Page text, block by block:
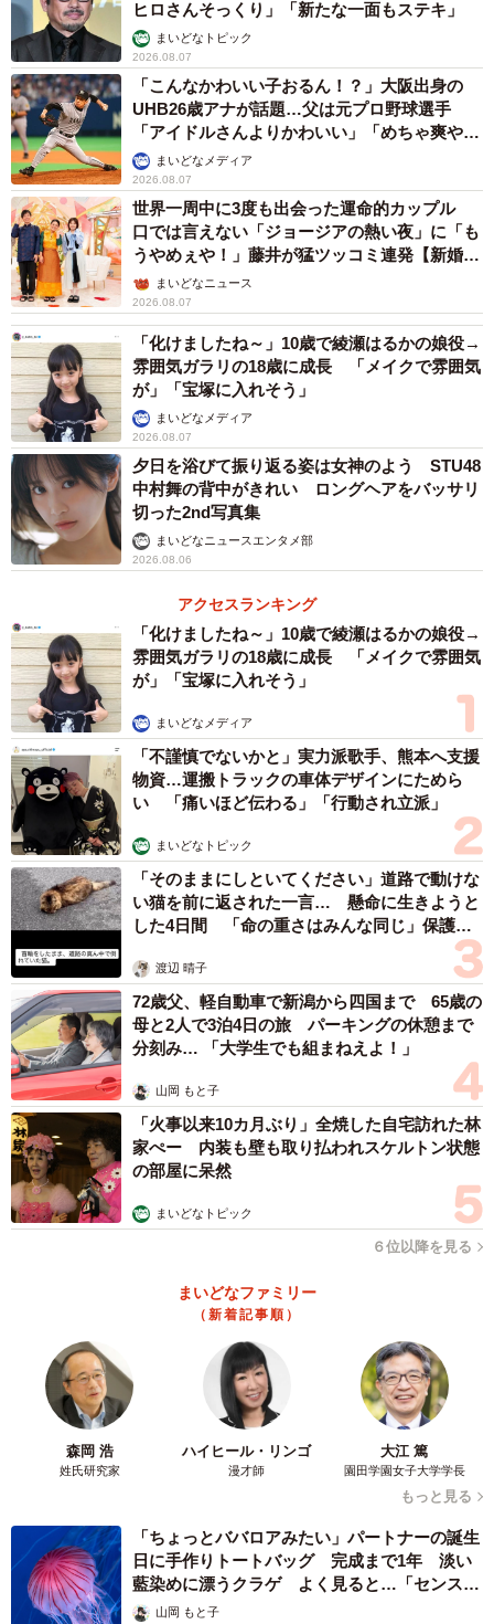
ヒロさんそっくり」「新たな一面もステキ」
まいどなトピック
2026.08.07
「こんなかわいい子おるん！？」大阪出身の
UHB26歳アナが話題…父は元プロ野球選手
「アイドルさんよりかわいい」「めちゃ爽や
か」まいどなメディア
2026.08.07
世界一周中に3度も出会った運命的カップル
口では言えない「ジョージアの熱い夜」に「も
うやめぇや！」藤井が猛ツッコミ連発【新婚さ
ん】まいどなニュース
2026.08.07
「化けましたね～」10歳で綾瀬はるかの娘役→
雰囲気ガラリの18歳に成長 「メイクで雰囲気
が」「宝塚に入れそう」
まいどなメディア
2026.08.07
夕日を浴びて振り返る姿は女神のよう STU48
中村舞の背中がきれい ロングヘアをバッサリ
切った2nd写真集
まいどなニュースエンタメ部
2026.08.06
アクセスランキング
「化けましたね～」10歳で綾瀬はるかの娘役→
雰囲気ガラリの18歳に成長 「メイクで雰囲気
が」「宝塚に入れそう」
まいどなメディア
「不謹慎でないかと」実力派歌手、熊本へ支援
物資…運搬トラックの車体デザインにためら
い 「痛いほど伝わる」「行動され立派」
まいどなトピック
「そのままにしといてください」道路で動けな
い猫を前に返された一言… 懸命に生きようと
した4日間 「命の重さはみんな同じ」保護団
渡辺 晴子
72歳父、軽自動車で新潟から四国まで 65歳の
母と2人で3泊4日の旅 パーキングの休憩まで
分刻み… 「大学生でも組まねえよ！」
山岡 もと子
「火事以来10カ月ぶり」全焼した自宅訪れた林
家ぺー 内装も壁も取り払われスケルトン状態
の部屋に呆然
まいどなトピック
６位以降を見る
まいどなファミリー
（新着記事順）
森岡 浩
姓氏研究家
ハイヒール・リンゴ
漫才師
大江 篤
園田学園女子大学学長
もっと見る
「ちょっとババロアみたい」パートナーの誕生
日に手作りトートバッグ 完成まで1年 淡い
藍染めに漂うクラゲ よく見ると…「センスす
ごい」山岡 もと子